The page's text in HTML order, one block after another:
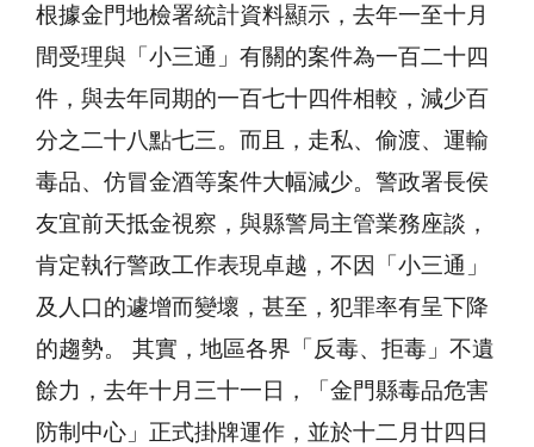
根據金門地檢署統計資料顯示，去年一至十月
間受理與「小三通」有關的案件為一百二十四
件，與去年同期的一百七十四件相較，減少百
分之二十八點七三。而且，走私、偷渡、運輸
毒品、仿冒金酒等案件大幅減少。警政署長侯
友宜前天抵金視察，與縣警局主管業務座談，
肯定執行警政工作表現卓越，不因「小三通」
及人口的遽增而變壞，甚至，犯罪率有呈下降
的趨勢。 其實，地區各界「反毒、拒毒」不遺
餘力，去年十月三十一日，「金門縣毒品危害
防制中心」正式掛牌運作，並於十二月廿四日